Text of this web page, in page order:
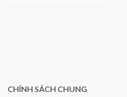
CHÍNH SÁCH CHUNG